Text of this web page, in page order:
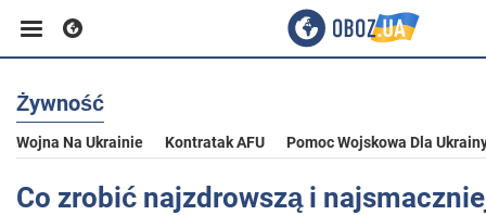
Biznes
Sport
Żywność
Wojna Na Ukrainie Kontratak AFU Pomoc Wojskowa Dla
Co zrobić najzdrowszą i